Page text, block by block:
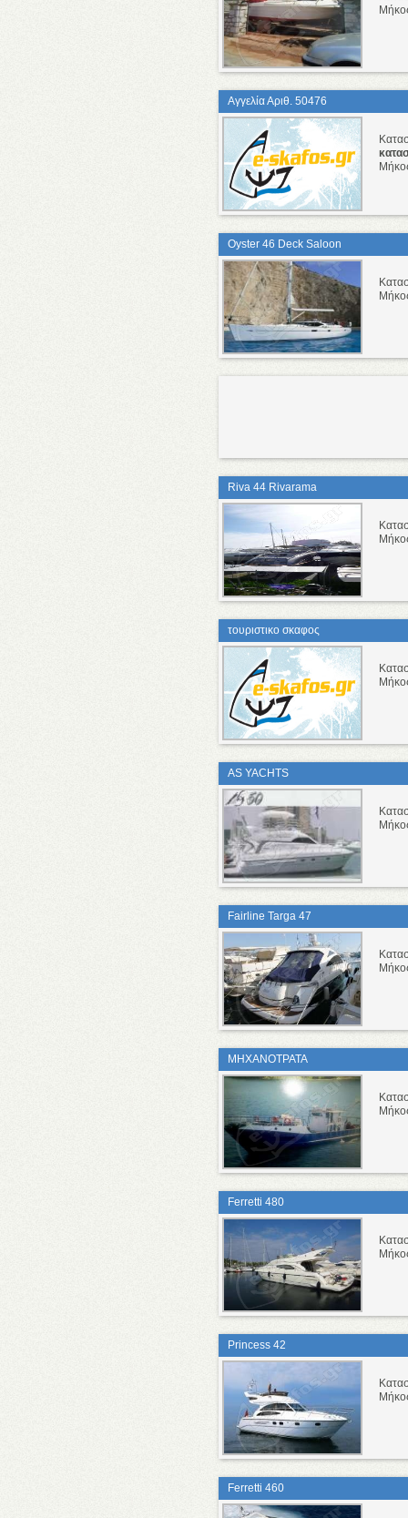
Αγγελία Αριθ. 50476
Oyster 46 Deck Saloon
Riva 44 Rivarama
τουριστικο σκαφος
AS YACHTS
Fairline Targa 47
ΜΗΧΑΝΟΤΡΑΤΑ
Ferretti 480
Princess 42
Ferretti 460